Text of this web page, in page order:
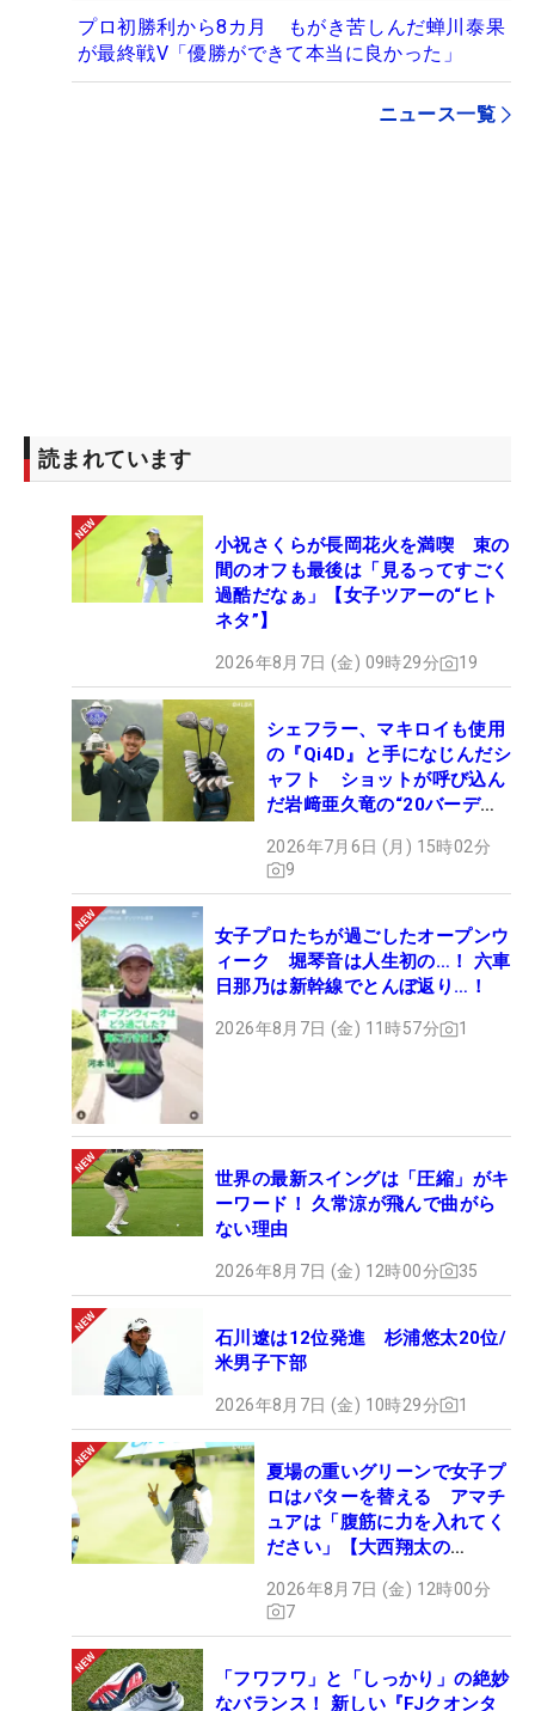
プロ初勝利から8カ月 もがき苦しんだ蝉川泰果
が最終戦V「優勝ができて本当に良かった」
ニュース一覧
読まれています
小祝さくらが長岡花火を満喫 束の
間のオフも最後は「見るってすごく
過酷だなぁ」【女子ツアーの“ヒト
ネタ”】
2026年8月7日 (金) 09時29分 19
シェフラー、マキロイも使用
の『Qi4D』と手になじんだシ
ャフト ショットが呼び込ん
だ岩﨑亜久竜の“20バーデ
2026年7月6日 (月) 15時02分
9
女子プロたちが過ごしたオープンウ
ィーク 堀琴音は人生初の…！ 六車
日那乃は新幹線でとんぼ返り…！
2026年8月7日 (金) 11時57分 1
世界の最新スイングは「圧縮」がキ
ーワード！ 久常涼が飛んで曲がら
ない理由
2026年8月7日 (金) 12時00分 35
石川遼は12位発進 杉浦悠太20位/
米男子下部
2026年8月7日 (金) 10時29分 1
夏場の重いグリーンで女子プ
ロはパターを替える アマチ
ュアは「腹筋に力を入れてく
ださい」【大西翔太の
2026年8月7日 (金) 12時00分
7
「フワフワ」と「しっかり」の絶妙
なバランス！ 新しい『FJクオンタ